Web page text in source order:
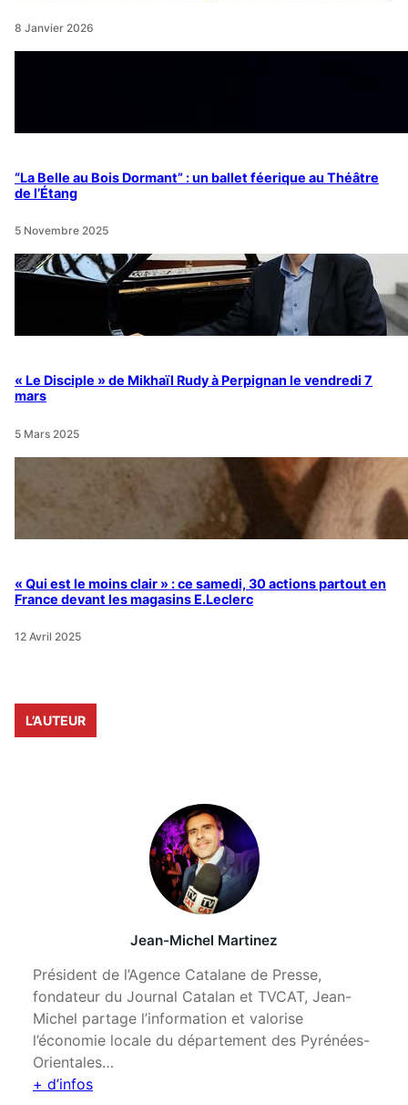
8 Janvier 2026
“La Belle au Bois Dormant” : un ballet féerique au Théâtre
de l’Étang
5 Novembre 2025
« Le Disciple » de Mikhaïl Rudy à Perpignan le vendredi 7
mars
5 Mars 2025
« Qui est le moins clair » : ce samedi, 30 actions partout en
France devant les magasins E.Leclerc
12 Avril 2025
L’AUTEUR
Jean-Michel Martinez
Président de l’Agence Catalane de Presse,
fondateur du Journal Catalan et TVCAT, Jean-
Michel partage l’information et valorise
l’économie locale du département des Pyrénées-
Orientales…
+ d’infos